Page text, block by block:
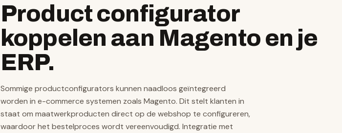
Product configurator
koppelen aan Magento en je
ERP.
Sommige productconfigurators kunnen naadloos geïntegreerd
worden in e-commerce systemen zoals Magento. Dit stelt klanten in
staat om maatwerkproducten direct op de webshop te configureren,
waardoor het bestelproces wordt vereenvoudigd. Integratie met